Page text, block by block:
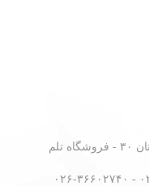
کرج - جاده فردیس - نبش گلستان ۳۰ - فروشگاه تلم